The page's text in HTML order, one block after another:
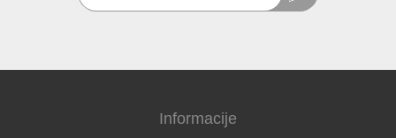
Informacije